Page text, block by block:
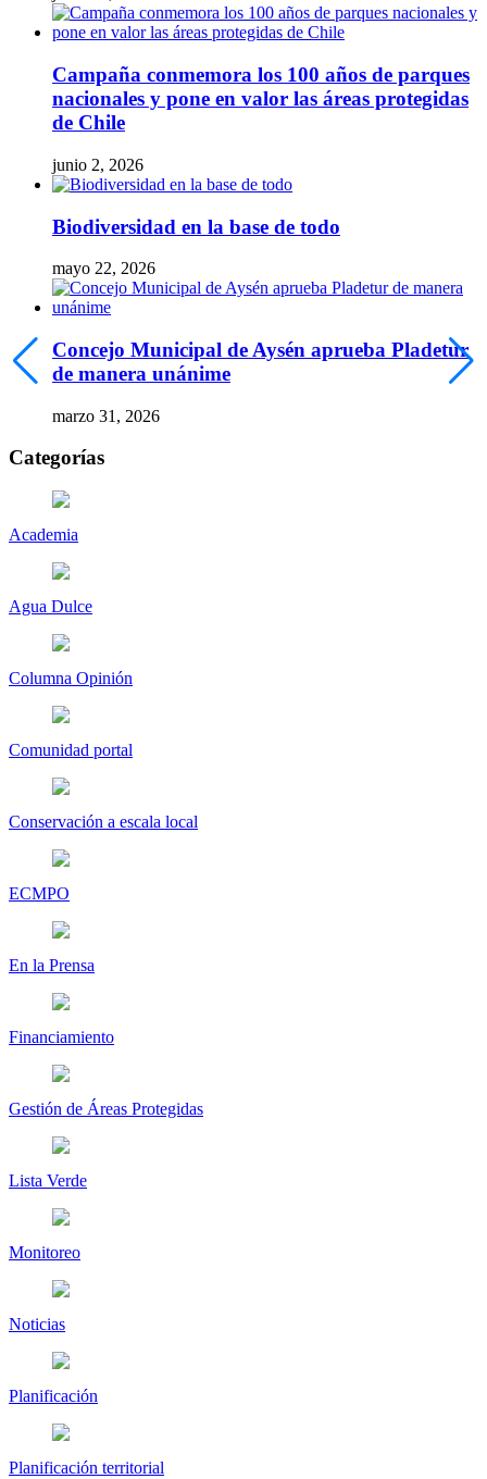
Campaña conmemora los 100 años de parques
nacionales y pone en valor las áreas protegidas
de Chile
junio 2, 2026
Biodiversidad en la base de todo
mayo 22, 2026
Concejo Municipal de Aysén aprueba Pladetur
de manera unánime
marzo 31, 2026
Categorías
Academia
Agua Dulce
Columna Opinión
Comunidad portal
Conservación a escala local
ECMPO
En la Prensa
Financiamiento
Gestión de Áreas Protegidas
Lista Verde
Monitoreo
Noticias
Planificación
Planificación territorial